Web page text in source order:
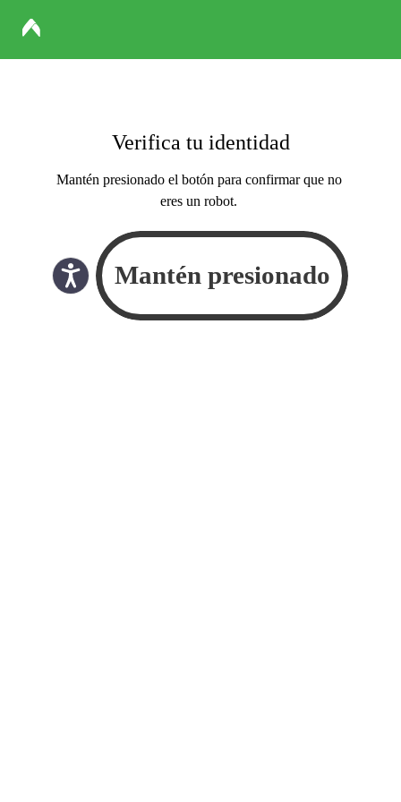
Verifica tu identidad
Mantén presionado el botón para confirmar que no
eres un robot.